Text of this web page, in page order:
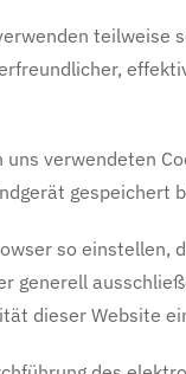
teilweise
verwendeten
gespeichert
so einstellen,
generell
dieser Website